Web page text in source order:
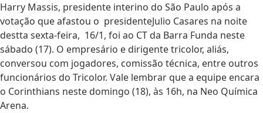
Harry Massis, presidente interino do São Paulo após a
votação que afastou o presidenteJulio Casares na noite
destta sexta-feira, 16/1, foi ao CT da Barra Funda neste
sábado (17). O empresário e dirigente tricolor, aliás,
conversou com jogadores, comissão técnica, entre outros
funcionários do Tricolor. Vale lembrar que a equipe encara
o Corinthians neste domingo (18), às 16h, na Neo Química
Arena.